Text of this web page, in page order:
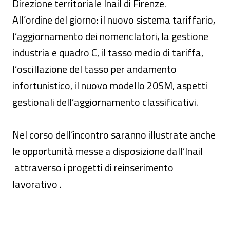
Direzione territoriale Inail di Firenze.
All’ordine del giorno: il nuovo sistema tariffario,
l’aggiornamento dei nomenclatori, la gestione
industria e quadro C, il tasso medio di tariffa,
l’oscillazione del tasso per andamento
infortunistico, il nuovo modello 20SM, aspetti
gestionali dell’aggiornamento classificativi.
Nel corso dell’incontro saranno illustrate anche
le opportunità messe a disposizione dall’Inail
attraverso i progetti di reinserimento
lavorativo .